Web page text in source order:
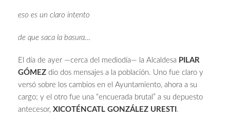
eso es un claro intento
de que saca la basura…
El día de ayer —cerca del mediodía— la Alcaldesa PILAR
GÓMEZ dio dos mensajes a la población. Uno fue claro y
versó sobre los cambios en el Ayuntamiento, ahora a su
cargo; y el otro fue una “encuerada brutal” a su depuesto
antecesor, XICOTÉNCATL GONZÁLEZ URESTI .